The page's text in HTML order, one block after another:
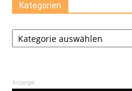
Kategorien
Kategorien
Anzeige